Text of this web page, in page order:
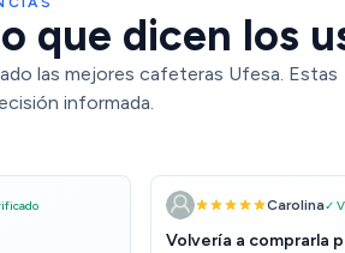
que dicen los
las mejores cafeteras Ufesa. Estas
informada.
Carolina✓
Volvería a comprarla